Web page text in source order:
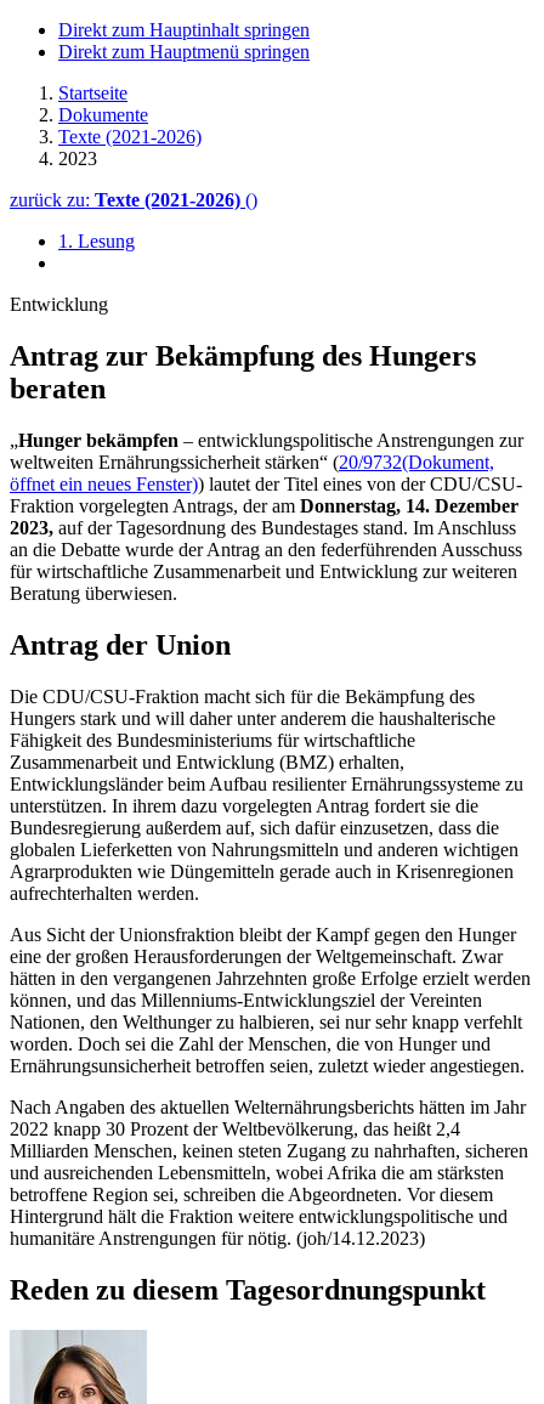
Direkt zum Hauptinhalt springen
Direkt zum Hauptmenü springen
Startseite
Dokumente
Texte (2021-2026)
2023
zurück zu: Texte (2021-2026) ()
1. Lesung
Entwicklung
Antrag zur Bekämpfung des Hungers
beraten
„Hunger bekämpfen – entwicklungspolitische Anstrengungen zur
weltweiten Ernährungssicherheit stärken“ (20/9732(Dokument,
öffnet ein neues Fenster)) lautet der Titel eines von der CDU/CSU-
Fraktion vorgelegten Antrags, der am Donnerstag, 14. Dezember
2023, auf der Tagesordnung des Bundestages stand. Im Anschluss
an die Debatte wurde der Antrag an den federführenden Ausschuss
für wirtschaftliche Zusammenarbeit und Entwicklung zur weiteren
Beratung überwiesen.
Antrag der Union
Die CDU/CSU-Fraktion macht sich für die Bekämpfung des
Hungers stark und will daher unter anderem die haushalterische
Fähigkeit des Bundesministeriums für wirtschaftliche
Zusammenarbeit und Entwicklung (BMZ) erhalten,
Entwicklungsländer beim Aufbau resilienter Ernährungssysteme zu
unterstützen. In ihrem dazu vorgelegten Antrag fordert sie die
Bundesregierung außerdem auf, sich dafür einzusetzen, dass die
globalen Lieferketten von Nahrungsmitteln und anderen wichtigen
Agrarprodukten wie Düngemitteln gerade auch in Krisenregionen
aufrechterhalten werden.
Aus Sicht der Unionsfraktion bleibt der Kampf gegen den Hunger
eine der großen Herausforderungen der Weltgemeinschaft. Zwar
hätten in den vergangenen Jahrzehnten große Erfolge erzielt werden
können, und das Millenniums-Entwicklungsziel der Vereinten
Nationen, den Welthunger zu halbieren, sei nur sehr knapp verfehlt
worden. Doch sei die Zahl der Menschen, die von Hunger und
Ernährungsunsicherheit betroffen seien, zuletzt wieder angestiegen.
Nach Angaben des aktuellen Welternährungsberichts hätten im Jahr
2022 knapp 30 Prozent der Weltbevölkerung, das heißt 2,4
Milliarden Menschen, keinen steten Zugang zu nahrhaften, sicheren
und ausreichenden Lebensmitteln, wobei Afrika die am stärksten
betroffene Region sei, schreiben die Abgeordneten. Vor diesem
Hintergrund hält die Fraktion weitere entwicklungspolitische und
humanitäre Anstrengungen für nötig. (joh/14.12.2023)
Reden zu diesem Tagesordnungspunkt